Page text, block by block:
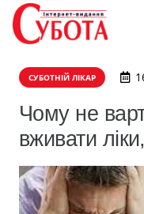
СУБОТНІЙ ЛІКАР
Чому не
вживати